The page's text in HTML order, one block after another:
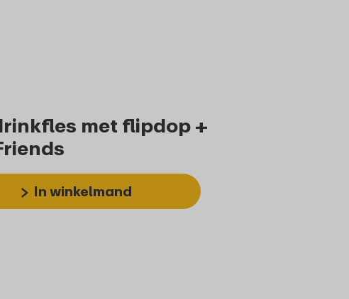
met flipdop +
In winkelmand